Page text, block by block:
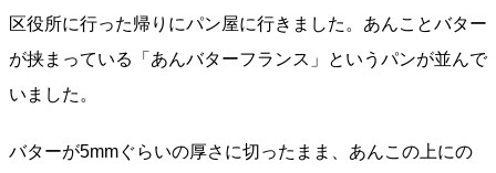
区役所に行った帰りにパン屋に行きました。あんことバター
が挟まっている「あんバターフランス」というパンが並んで
いました。
バターが5mmぐらいの厚さに切ったまま、あんこの上にの